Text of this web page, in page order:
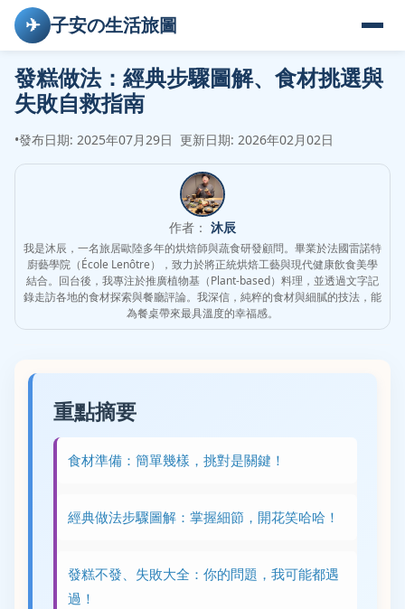
✈ 子安の生活旅圖
發糕做法：經典步驟圖解、食材挑選與
失敗自救指南
•發布日期: 2025年07月29日 更新日期: 2026年02月02日
作者： 沐辰
我是沐辰，一名旅居歐陸多年的烘焙師與蔬食研發顧問。畢業於法國雷諾特
廚藝學院（École Lenôtre），致力於將正統烘焙工藝與現代健康飲食美學
結合。回台後，我專注於推廣植物基（Plant-based）料理，並透過文字記
錄走訪各地的食材探索與餐廳評論。我深信，純粹的食材與細膩的技法，能
為餐桌帶來最具溫度的幸福感。
重點摘要
食材準備：簡單幾樣，挑對是關鍵！
經典做法步驟圖解：掌握細節，開花笑哈哈！
發糕不發、失敗大全：你的問題，我可能都遇
過！